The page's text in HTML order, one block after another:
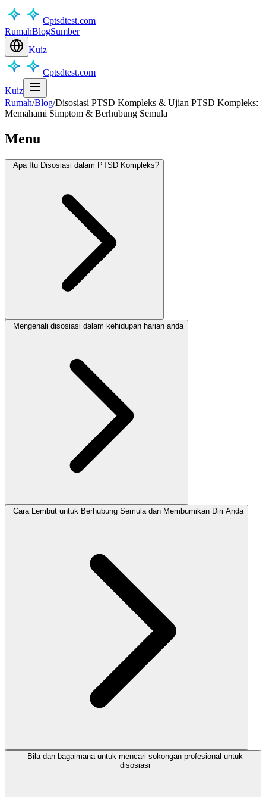
Cptsdtest.com
RumahBlogSumber
Kuiz
Cptsdtest.com
Kuiz
Rumah/Blog/Disosiasi PTSD Kompleks & Ujian PTSD Kompleks:
Memahami Simptom & Berhubung Semula
Menu
Apa Itu Disosiasi dalam PTSD Kompleks?
Mengenali disosiasi dalam kehidupan harian anda
Cara Lembut untuk Berhubung Semula dan Membumikan Diri Anda
Bila dan bagaimana untuk mencari sokongan profesional untuk
disosiasi